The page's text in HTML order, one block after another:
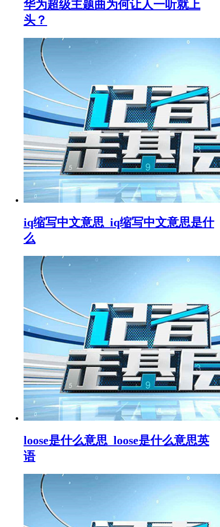
华为超级主题曲为何让人一听就上
头？
iq缩写中文意思_iq缩写中文意思是什
么
loose是什么意思_loose是什么意思英
语